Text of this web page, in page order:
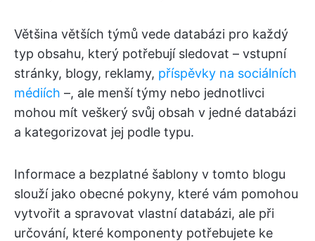
Většina větších týmů vede databázi pro každý
typ obsahu, který potřebují sledovat – vstupní
stránky, blogy, reklamy, příspěvky na sociálních
médiích –, ale menší týmy nebo jednotlivci
mohou mít veškerý svůj obsah v jedné databázi
a kategorizovat jej podle typu.
Informace a bezplatné šablony v tomto blogu
slouží jako obecné pokyny, které vám pomohou
vytvořit a spravovat vlastní databázi, ale při
určování, které komponenty potřebujete ke